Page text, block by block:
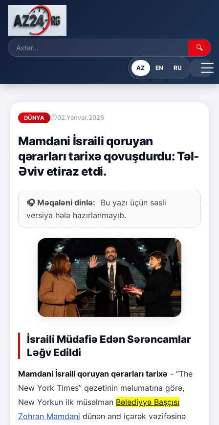
🔍
AZ EN RU
DÜNYA 02.Yanvar.2026
Mamdani İsraili qoruyan
qərarları tarixə qovuşdurdu: Təl-
Əviv etiraz etdi.
🎧 Məqaləni dinlə:
Bu yazı üçün səsli
versiya hələ hazırlanmayıb.
İsraili Müdafiə Edən Sərəncamlar
Ləğv Edildi
Mamdani İsraili qoruyan qərarları tarixə - “The
New York Times” qəzetinin məlumatına görə,
New Yorkun ilk müsəlman Bələdiyyə Başçısı
Zohran Mamdani dünən and içərək vəzifəsinə